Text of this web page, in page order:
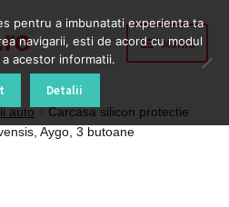
Meniu
auto
Carcasa silicon protectie
Aygo, 3 butoane
pentru a imbunatati experienta ta
navigarii, esti de acord cu modul
acestor informatii.
Detalii